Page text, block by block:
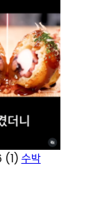
(1) 수박